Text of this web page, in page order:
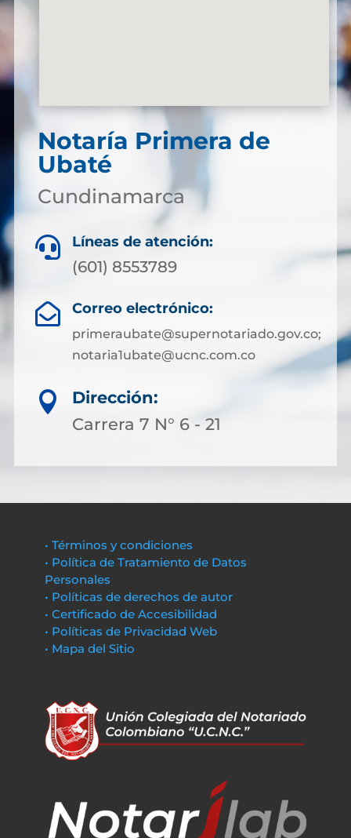
Notaría Primera de
Ubaté
Cundinamarca
 Líneas de atención:
(601) 8553789
 Correo electrónico:
primeraubate@supernotariado.gov.co;
notaria1ubate@ucnc.com.co

Dirección:
Carrera 7 N° 6 - 21
• Términos y condiciones
• Política de Tratamiento de Datos
Personales
• Políticas de derechos de autor
• Certificado de Accesibilidad
• Políticas de Privacidad Web
• Mapa del Sitio